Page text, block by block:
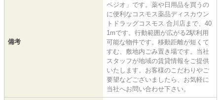
備考
ペジオ」です。薬や日用品を買うの
に便利なコスモス薬品ディスカウン
トドラッグコスモス 合川店まで、40
1mです。行動範囲が広がる2駅利用
可能な物件です。移動距離が短くて
すむ、敷地内ごみ置き場です。当社
スタッフが地域の賃貸情報をご提供
いたします。お客様のこだわりやご
要望などございましたら、お気軽に
当社へお問い合わせ下さい。